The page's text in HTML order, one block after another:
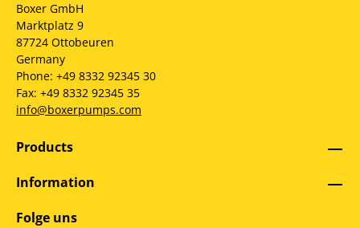
Boxer GmbH
Marktplatz 9
87724 Ottobeuren
Germany
Phone: +49 8332 92345 30
Fax: +49 8332 92345 35
info@boxerpumps.com
Products
Information
Folge uns